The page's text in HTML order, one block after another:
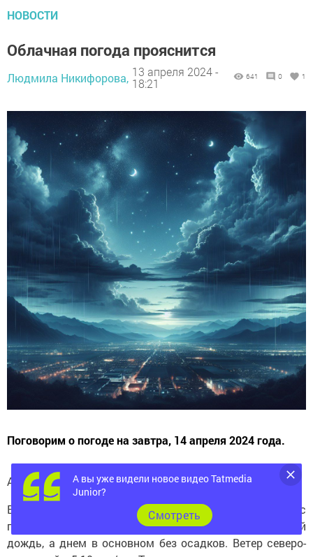
НОВОСТИ
Облачная погода прояснится
Людмила Никифорова, 13 апреля 2024 -
18:21
641 0 1
Поговорим о погоде на завтра, 14 апреля 2024 года.
Автор превью Людмила Никифорова.
В выходной ожидается облачная погода с
прояснениями. Ночью местами возможен небольшой
дождь, а днем в основном без осадков. Ветер северо-
А вы уже видели новое видео Tatmedia
Junior?
Cмотреть